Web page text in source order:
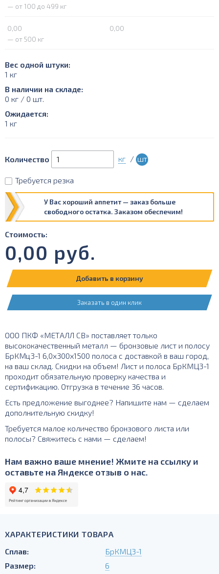
— от 100 до 499 кг
0,00
0,00
— от 500 кг
Вес одной штуки:
1 кг
В наличии на складе:
0 кг / 0 шт.
Ожидается:
1 кг
Количество кг / шт
Требуется резка
У Вас хороший аппетит — заказ больше
свободного остатка. Заказом обеспечим!
Стоимость:
0,00 руб.
Добавить в корзину
Заказать в один клик
ООО ПКФ «МЕТАЛЛ СВ» поставляет только
высококачественный металл — бронзовые лист и полосу
БрКМц3-1 6,0х300х1500 полоса с доставкой в ваш город,
на ваш склад. Скидки на объем! Лист и полоса БрКМЦ3-1
проходит обязательную проверку качества и
сертификацию. Отгрузка в течение 36 часов.
Есть предложение выгоднее? Напишите нам — сделаем
дополнительную скидку!
Требуется малое количество бронзового листа или
полосы? Свяжитесь с нами — сделаем!
Нам важно ваше мнение! Жмите на ссылку и
оставьте на Яндексе отзыв о нас.
ХАРАКТЕРИСТИКИ ТОВАРА
Сплав:
БрКМЦ3-1
Размер:
6